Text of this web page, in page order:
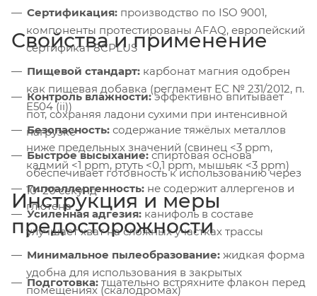
Сертификация: производство по ISO 9001,
компоненты протестированы AFAQ, европейский
сертификат 8CPLUS
Пищевой стандарт: карбонат магния одобрен
как пищевая добавка (регламент ЕС № 231/2012, п.
E504 (ii))
Безопасность: содержание тяжёлых металлов
ниже предельных значений (свинец <3 ppm,
кадмий <1 ppm, ртуть <0,1 ppm, мышьяк <3 ppm)
Гипоаллергенность: не содержит аллергенов и
глютена
Свойства и применение
Контроль влажности:эффективно впитывает
пот, сохраняя ладони сухими при интенсивной
нагрузке
Быстрое высыхание: спиртовая основа
обеспечивает готовность к использованию через
10–20 секунд
Усиленная адгезия: канифоль в составе
улучшает хват на сложных участках трассы
Минимальное пылеобразование: жидкая форма
удобна для использования в закрытых
помещениях (скалодромах)
Инструкция и меры
предосторожности
Подготовка: тщательно встряхните флакон перед